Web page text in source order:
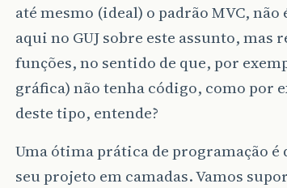
até mesmo (ideal) o padrão MVC,
aqui no GUJ sobre este assunto,
funções, no sentido de que, por
gráfica) não tenha código, como por
deste tipo, entende?
Uma ótima prática de programação é
seu projeto em camadas. Vamos